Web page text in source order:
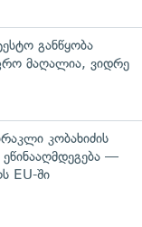
განწყობა
მაღალია, ვიდრე
კობახიძის
ეწინააღმდეგება —
EU-ში